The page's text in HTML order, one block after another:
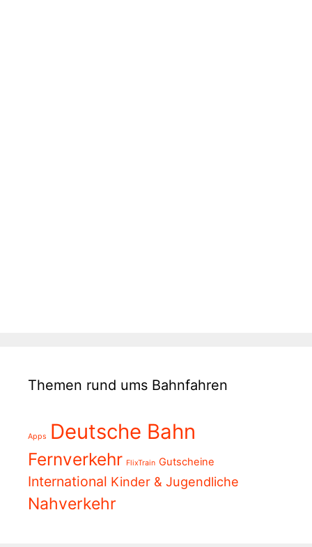
Themen rund ums Bahnfahren
Apps Deutsche Bahn
Fernverkehr FlixTrain Gutscheine
International Kinder & Jugendliche
Nahverkehr